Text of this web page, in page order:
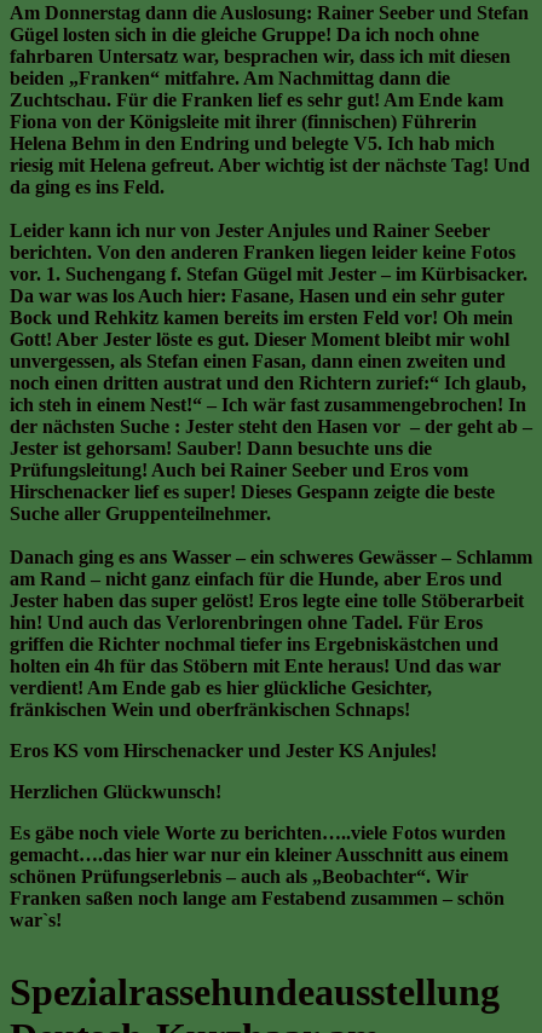
Am Donnerstag dann die Auslosung: Rainer Seeber und Stefan
Gügel losten sich in die gleiche Gruppe! Da ich noch ohne
fahrbaren Untersatz war, besprachen wir, dass ich mit diesen
beiden „Franken“ mitfahre. Am Nachmittag dann die
Zuchtschau. Für die Franken lief es sehr gut! Am Ende kam
Fiona von der Königsleite mit ihrer (finnischen) Führerin
Helena Behm in den Endring und belegte V5. Ich hab mich
riesig mit Helena gefreut. Aber wichtig ist der nächste Tag! Und
da ging es ins Feld.
Leider kann ich nur von Jester Anjules und Rainer Seeber
berichten. Von den anderen Franken liegen leider keine Fotos
vor. 1. Suchengang f. Stefan Gügel mit Jester – im Kürbisacker.
Da war was los Auch hier: Fasane, Hasen und ein sehr guter
Bock und Rehkitz kamen bereits im ersten Feld vor! Oh mein
Gott! Aber Jester löste es gut. Dieser Moment bleibt mir wohl
unvergessen, als Stefan einen Fasan, dann einen zweiten und
noch einen dritten austrat und den Richtern zurief:“ Ich glaub,
ich steh in einem Nest!“ – Ich wär fast zusammengebrochen! In
der nächsten Suche : Jester steht den Hasen vor – der geht ab –
Jester ist gehorsam! Sauber! Dann besuchte uns die
Prüfungsleitung! Auch bei Rainer Seeber und Eros vom
Hirschenacker lief es super! Dieses Gespann zeigte die beste
Suche aller Gruppenteilnehmer.
Danach ging es ans Wasser – ein schweres Gewässer – Schlamm
am Rand – nicht ganz einfach für die Hunde, aber Eros und
Jester haben das super gelöst! Eros legte eine tolle Stöberarbeit
hin! Und auch das Verlorenbringen ohne Tadel. Für Eros
griffen die Richter nochmal tiefer ins Ergebniskästchen und
holten ein 4h für das Stöbern mit Ente heraus! Und das war
verdient! Am Ende gab es hier glückliche Gesichter,
fränkischen Wein und oberfränkischen Schnaps!
Eros KS vom Hirschenacker und Jester KS Anjules!
Herzlichen Glückwunsch!
Es gäbe noch viele Worte zu berichten…..viele Fotos wurden
gemacht….das hier war nur ein kleiner Ausschnitt aus einem
schönen Prüfungserlebnis – auch als „Beobachter“. Wir
Franken saßen noch lange am Festabend zusammen – schön
war`s!
Spezialrassehundeausstellung